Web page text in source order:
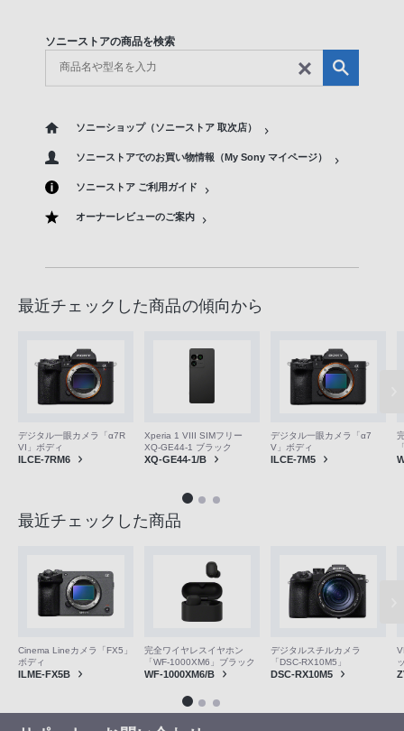
ソニーストアの商品を検索
ソニーショップ（ソニーストア 取次店）
ソニーストアでのお買い物情報（My Sony マイページ）
ソニーストア ご利用ガイド
オーナーレビューのご案内
最近チェックした商品の傾向から
デジタル一眼カメラ「α7R
VI」ボディ
ILCE-7RM6
Xperia 1 VIII SIMフリー
XQ-GE44-1 ブラック
XQ-GE44-1/B
デジタル一眼カメラ「α7
V」ボディ
ILCE-7M5
最近チェックした商品
Cinema Lineカメラ「FX5」
ボディ
ILME-FX5B
完全ワイヤレスイヤホン
「WF-1000XM6」ブラック
WF-1000XM6/B
デジタルスチルカメラ
「DSC-RX10M5」
DSC-RX10M5